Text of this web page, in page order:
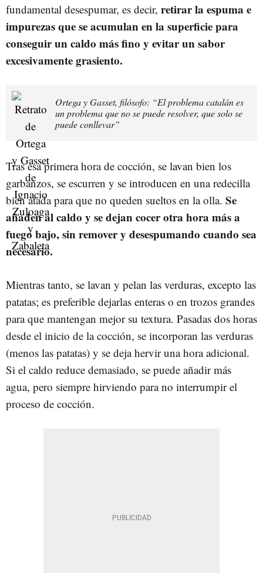
fundamental desespumar, es decir, retirar la espuma e
impurezas que se acumulan en la superficie para
conseguir un caldo más fino y evitar un sabor
excesivamente grasiento.
Ortega y Gasset, filósofo: “El problema catalán es
un problema que no se puede resolver, que solo se
puede conllevar”
Tras esa primera hora de cocción, se lavan bien los
garbanzos, se escurren y se introducen en una redecilla
bien atada para que no queden sueltos en la olla. Se
añaden al caldo y se dejan cocer otra hora más a
fuego bajo, sin remover y desespumando cuando sea
necesario.
Mientras tanto, se lavan y pelan las verduras, excepto las
patatas; es preferible dejarlas enteras o en trozos grandes
para que mantengan mejor su textura. Pasadas dos horas
desde el inicio de la cocción, se incorporan las verduras
(menos las patatas) y se deja hervir una hora adicional.
Si el caldo reduce demasiado, se puede añadir más
agua, pero siempre hirviendo para no interrumpir el
proceso de cocción.